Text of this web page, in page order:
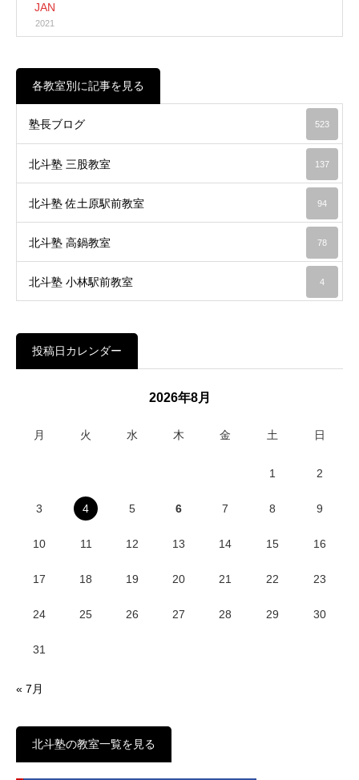
JAN
2021
各教室別に記事を見る
塾長ブログ 523
北斗塾 三股教室 137
北斗塾 佐土原駅前教室 94
北斗塾 高鍋教室 78
北斗塾 小林駅前教室 4
投稿日カレンダー
2026年8月
月 火 水 木 金 土 日
1 2
3 4 5 6 7 8 9
10 11 12 13 14 15 16
17 18 19 20 21 22 23
24 25 26 27 28 29 30
31
« 7月
北斗塾の教室一覧を見る